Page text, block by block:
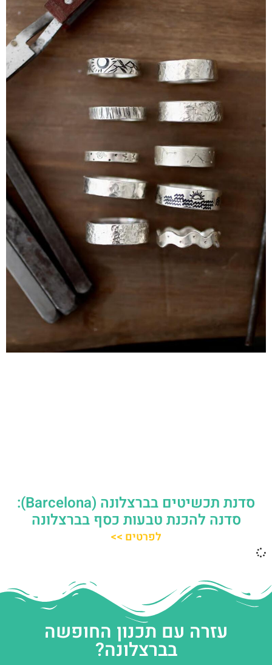
סדנת תכשיטים בברצלונה (Barcelona):
סדנה להכנת טבעות כסף בברצלונה
לפרטים >>
עזרה עם תכנון החופשה
בברצלונה?